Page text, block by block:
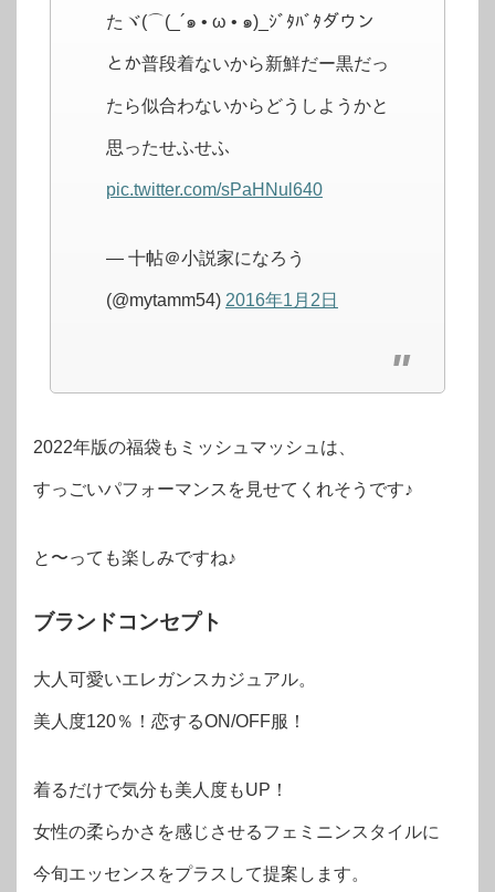
たヾ(⌒(_´๑ • ω • ๑)_ｼﾞﾀﾊﾞﾀダウン
とか普段着ないから新鮮だー黒だっ
たら似合わないからどうしようかと
思ったせふせふ
pic.twitter.com/sPaHNul640
— 十帖＠小説家になろう
(@mytamm54) 2016年1月2日
2022年版の福袋もミッシュマッシュは、
すっごいパフォーマンスを見せてくれそうです♪
と〜っても楽しみですね♪
ブランドコンセプト
大人可愛いエレガンスカジュアル。
美人度120％！恋するON/OFF服！
着るだけで気分も美人度もUP！
女性の柔らかさを感じさせるフェミニンスタイルに
今旬エッセンスをプラスして提案します。